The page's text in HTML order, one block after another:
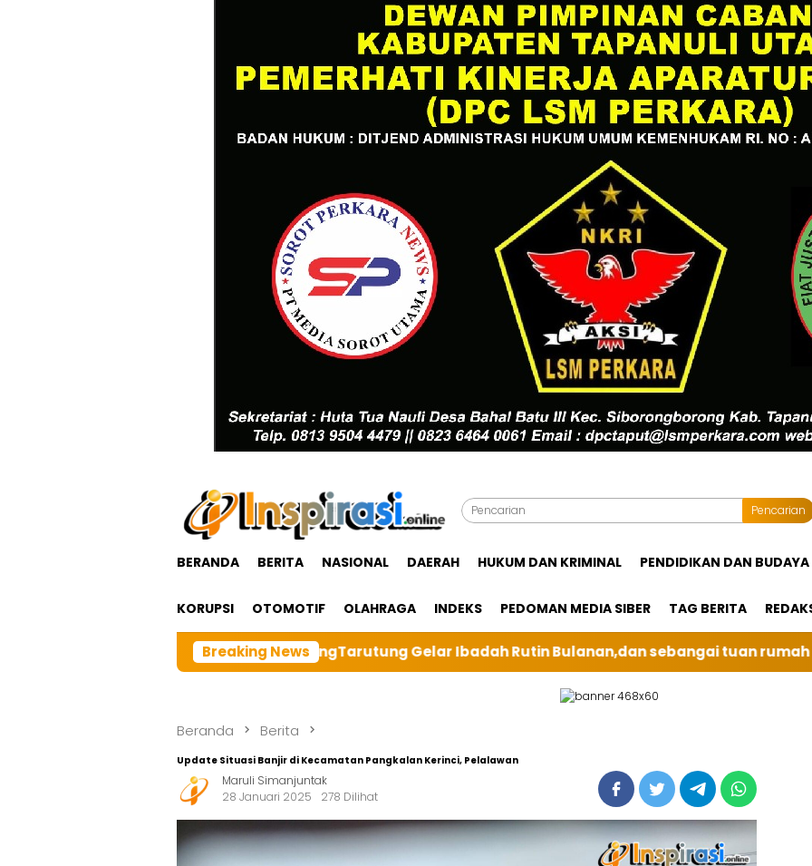
Pencarian
BERANDA BERITA NASIONAL DAERAH HUKUM DAN KRIMINAL PENDIDIKAN DAN BUDAYA
KORUPSI OTOMOTIF OLAHRAGA INDEKS PEDOMAN MEDIA SIBER TAG BERITA
Breaking News
BRI cabangTarutung Gelar Ibadah Rutin Bulanan,dan sebangai tuan rumah kali ini BRI Unit Silindung
Beranda Berita
Update Situasi Banjir di Kecamatan Pangkalan Kerinci, Pelalawan
Maruli Simanjuntak
28 Januari 2025
278 Dilihat